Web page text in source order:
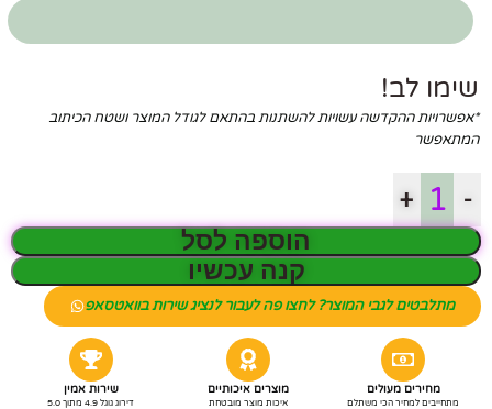
שימו לב!
*אפשרויות ההקדשה עשויות להשתנות בהתאם לגודל המוצר ושטח הכיתוב
המתאפשר
-
+
הוספה לסל
קנה עכשיו
מתלבטים לגבי המוצר? לחצו פה לעבור לנציג שירות בוואטסאפ
מחירים מעולים
מתחייבים למחיר הכי משתלם
מוצרים איכותיים
איכות מוצר מובטחת
שירות אמין
דירוג גוגל 4.9 מתוך 5.0